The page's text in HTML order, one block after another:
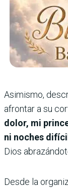
Asimismo,
afrontar a su
dolor, mi
ni noches
Dios
Desde la